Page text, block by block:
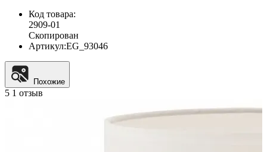
Код товара:
2909-01
Скопирован
Артикул:EG_93046
Похожие
5 1 отзыв